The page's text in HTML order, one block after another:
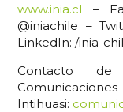
www.inia.cl –
@iniachile –
LinkedIn: /inia-
Contacto de
Intihuasi: